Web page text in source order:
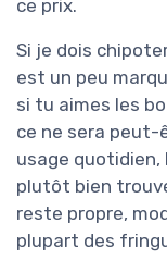
ce prix.
Si je dois
est un peu
si tu aimes les
ce ne sera peut-
usage quotidien,
plutôt bien
reste propre,
plupart des